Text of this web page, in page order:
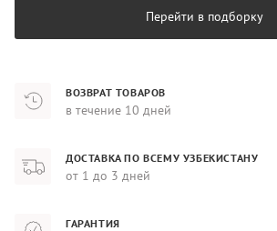
Перейти в подборку
ВОЗВРАТ ТОВАРОВ
в течение 10 дней
ДОСТАВКА ПО ВСЕМУ УЗБЕКИСТАНУ
от 1 до 3 дней
ГАРАНТИЯ